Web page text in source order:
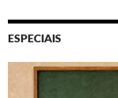
ESPECIAIS